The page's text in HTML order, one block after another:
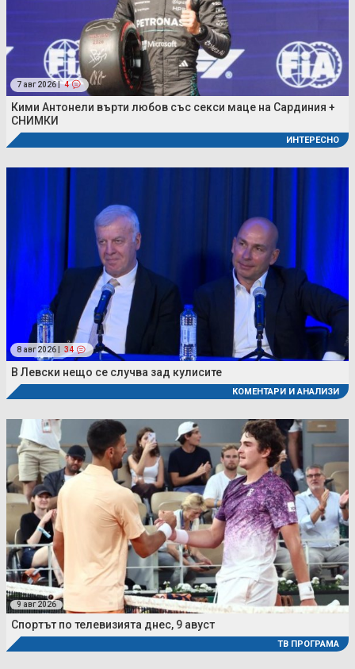
7 авг 2026 | 4
Кими Антонели върти любов със секси маце на Сардиния +
СНИМКИ
ИНТЕРЕСНО
8 авг 2026 | 34
В Левски нещо се случва зад кулисите
КОМЕНТАРИ И АНАЛИЗИ
9 авг 2026
Спортът по телевизията днес, 9 авуст
ТВ ПРОГРАМА